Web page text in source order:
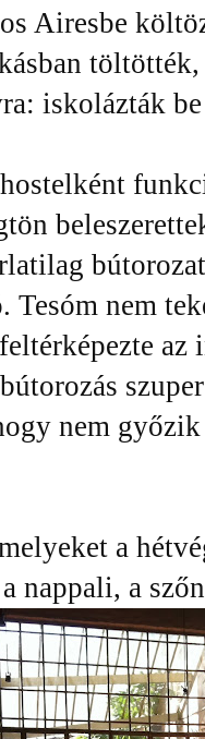
Airesbe
iskolázták
Tesóm nem
az
nem
a
nappali, a